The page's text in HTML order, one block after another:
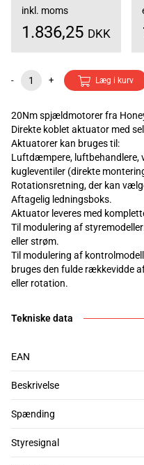
inkl. moms
1.836,25 DKK
- + Læg i kurv
20Nm spjældmotorer fra
Direkte koblet aktuator med
Aktuatorer kan bruges til:
Luftdæmpere, luftbehandlere,
kugleventiler (direkte
Rotationsretning, der kan
Aftagelig ledningsboks.
Aktuator leveres med
Til modulering af
eller strøm.
Til modulering af
bruges den fulde rækkevidde
eller rotation.
Tekniske data
EAN
Beskrivelse
Spænding
Styresignal